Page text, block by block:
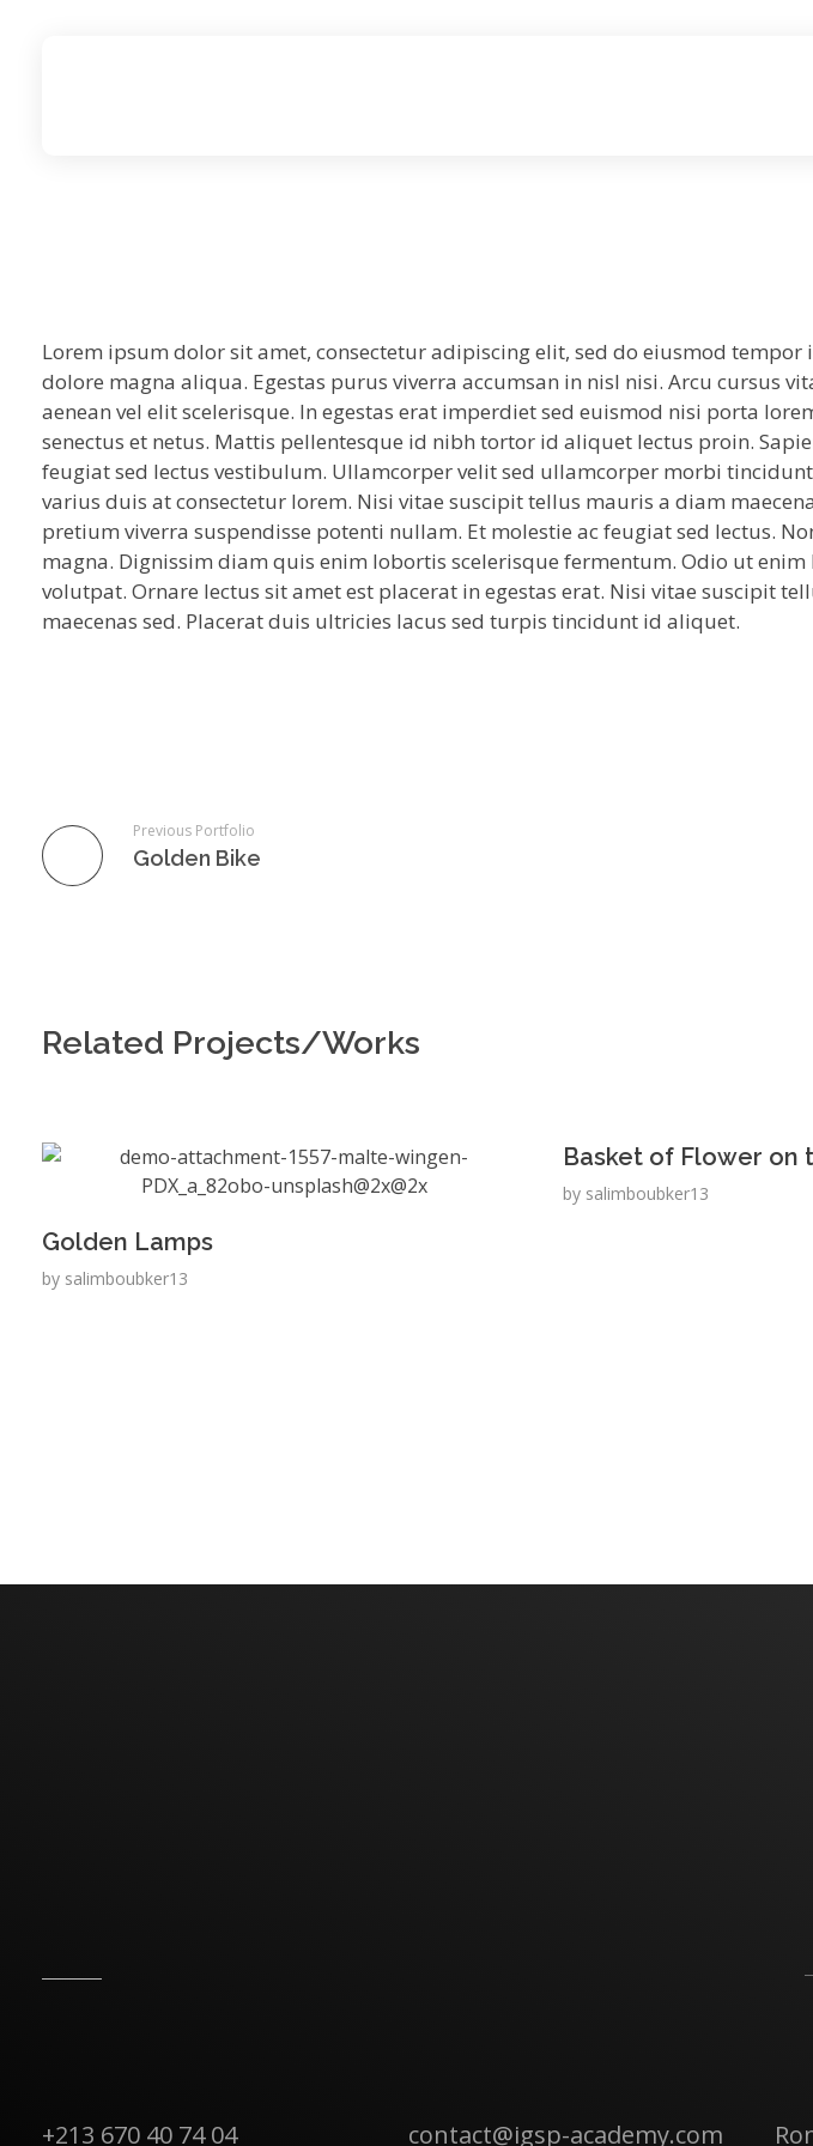
Lorem ipsum dolor sit amet, consectetur adipiscing elit, sed do eiusmod
dolore magna aliqua. Egestas purus viverra accumsan in nisl nisi. Arcu cursus
aenean vel elit scelerisque. In egestas erat imperdiet sed euismod nisi porta
senectus et netus. Mattis pellentesque id nibh tortor id aliquet lectus proin.
feugiat sed lectus vestibulum. Ullamcorper velit sed ullamcorper morbi
varius duis at consectetur lorem. Nisi vitae suscipit tellus mauris a diam
pretium viverra suspendisse potenti nullam. Et molestie ac feugiat sed lectus.
magna. Dignissim diam quis enim lobortis scelerisque fermentum. Odio ut
volutpat. Ornare lectus sit amet est placerat in egestas erat. Nisi vitae suscipit
maecenas sed. Placerat duis ultricies lacus sed turpis tincidunt id aliquet.
Previous Portfolio
Golden Bike
Related Projects/Works
Golden Lamps
by salimboubker13
Basket of Flower on
by salimboubker13
+213 670 40 74 04 contact@igsp-academy.com